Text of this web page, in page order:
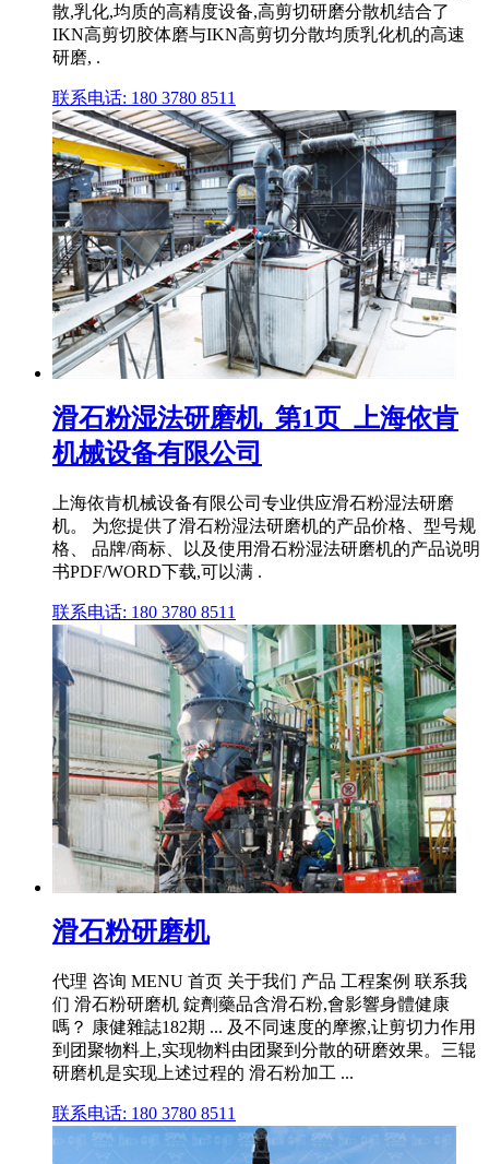
散,乳化,均质的高精度设备,高剪切研磨分散机结合了
IKN高剪切胶体磨与IKN高剪切分散均质乳化机的高速
研磨, .
联系电话: 180 3780 8511
滑石粉湿法研磨机_第1页_上海依肯
机械设备有限公司
上海依肯机械设备有限公司专业供应滑石粉湿法研磨
机。 为您提供了滑石粉湿法研磨机的产品价格、型号规
格、 品牌/商标、以及使用滑石粉湿法研磨机的产品说明
书PDF/WORD下载,可以满 .
联系电话: 180 3780 8511
滑石粉研磨机
代理 咨询 MENU 首页 关于我们 产品 工程案例 联系我
们 滑石粉研磨机 錠劑藥品含滑石粉,會影響身體健康
嗎？ 康健雜誌182期 ... 及不同速度的摩擦,让剪切力作用
到团聚物料上,实现物料由团聚到分散的研磨效果。三辊
研磨机是实现上述过程的 滑石粉加工 ...
联系电话: 180 3780 8511